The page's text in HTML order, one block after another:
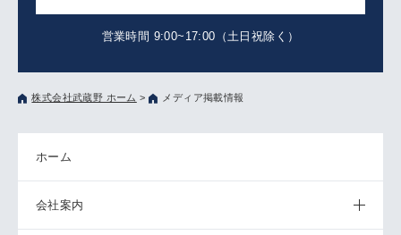
営業時間 9:00~17:00（土日祝除く）
株式会社武蔵野 ホーム > メディア掲載情報
ホーム
会社案内